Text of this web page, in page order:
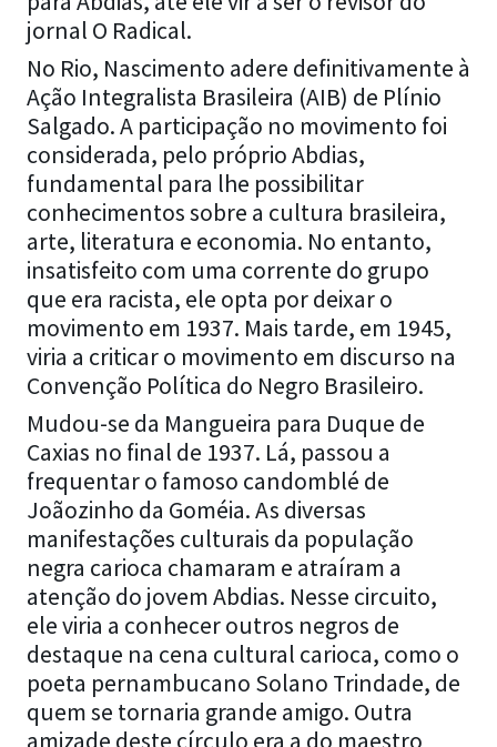
jornal O Radical.
No Rio, Nascimento adere definitivamente à
Ação Integralista Brasileira (AIB) de Plínio
Salgado. A participação no movimento foi
considerada, pelo próprio Abdias,
fundamental para lhe possibilitar
conhecimentos sobre a cultura brasileira,
arte, literatura e economia. No entanto,
insatisfeito com uma corrente do grupo
que era racista, ele opta por deixar o
movimento em 1937. Mais tarde, em 1945,
viria a criticar o movimento em discurso na
Convenção Política do Negro Brasileiro.
Mudou-se da Mangueira para Duque de
Caxias no final de 1937. Lá, passou a
frequentar o famoso candomblé de
Joãozinho da Goméia. As diversas
manifestações culturais da população
negra carioca chamaram e atraíram a
atenção do jovem Abdias. Nesse circuito,
ele viria a conhecer outros negros de
destaque na cena cultural carioca, como o
poeta pernambucano Solano Trindade, de
quem se tornaria grande amigo. Outra
amizade deste círculo era a do maestro